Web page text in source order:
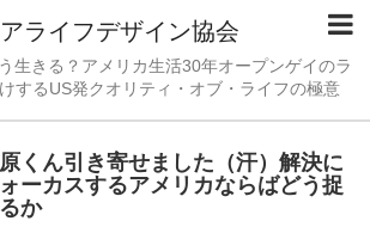
ライフデザイン協会
生きる？アメリカ生活30年オープンゲイのラ
するUS発クオリティ・オブ・ライフの極意
くん引き寄せました（汗）解決に
ーカスするアメリカならばどう捉
か